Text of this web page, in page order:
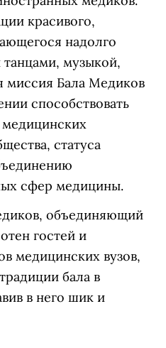
красивого,
надолго
музыкой,
миссия Бала Медиков
способствовать
статуса
сфер медицины.
объединяющий
гостей и
медицинских вузов,
бала в
в него шик и